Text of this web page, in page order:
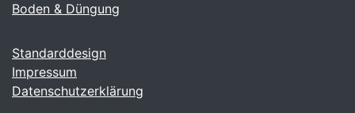
Boden & Düngung
Standarddesign
Impressum
Datenschutzerklärung